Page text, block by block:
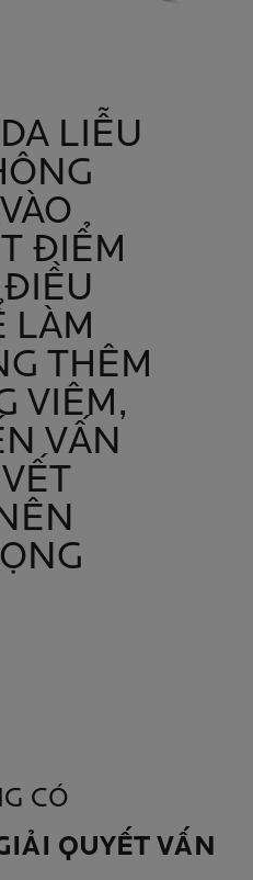
LIỄU
ĐIỂM
LÀM
THÊM
VIÊM,
VẤN
CÓ
QUYẾT VẤN